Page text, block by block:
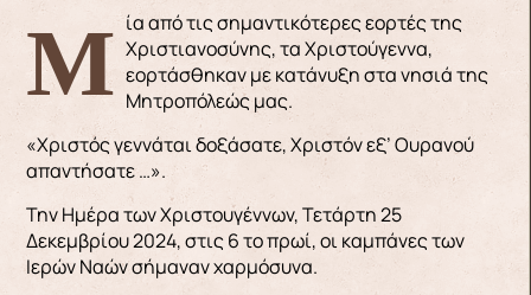
Μία από τις σημαντικότερες εορτές της Χριστιανοσύνης, τα Χριστούγεννα,
εορτάσθηκαν με κατάνυξη στα νησιά της
Μητροπόλεώς μας.
«Χριστός γεννάται δοξάσατε, Χριστόν εξ’ Ουρανού
απαντήσατε …».
Την Ημέρα των Χριστουγέννων, Τετάρτη 25
Δεκεμβρίου 2024, στις 6 το πρωί, οι καμπάνες των
Ιερών Ναών σήμαναν χαρμόσυνα.